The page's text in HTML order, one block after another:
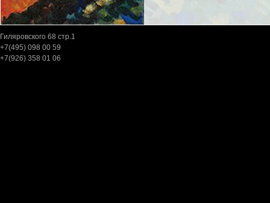
Гиляровского 68 cтр.1
+7(495) 098 00 59
+7(926) 358 01 06